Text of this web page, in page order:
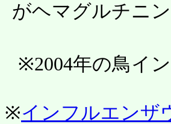
がヘマグルチニ
※2004年の鳥イ
※インフルエンザ